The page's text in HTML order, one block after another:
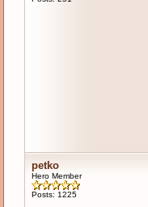
petko
Hero Member
Posts: 1225